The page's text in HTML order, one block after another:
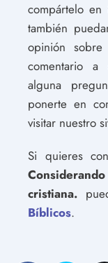
compártelo
también
opinión
comentario a
alguna
ponerte en
visitar nuestro
Si quieres
cristiana.
Bíblicos.